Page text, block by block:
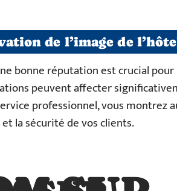
de l’image de
bonne réputation est crucial
peuvent affecter
professionnel, vous montrez
la sécurité de vos clients.